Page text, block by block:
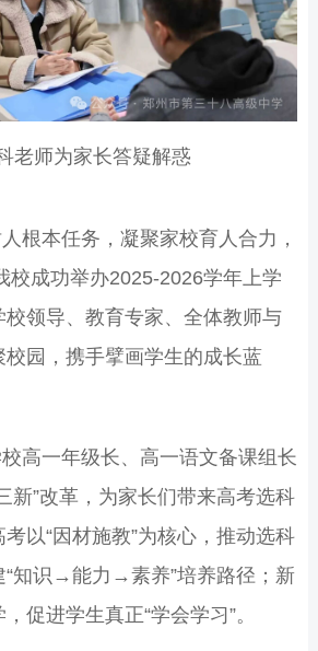
老师为家长答疑解惑
根本任务，凝聚家校育人合力，
校成功举办2025-2026学年上学
领导、教育专家、全体教师与
校园，携手擘画学生的成长蓝
高一年级长、高一语文备课组长
新”改革，为家长们带来高考选科
以“因材施教”为核心，推动选科
“知识→能力→素养”培养路径；新
促进学生真正“学会学习”。